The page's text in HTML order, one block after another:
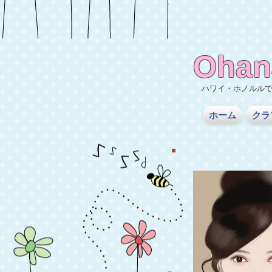
ハワイ・ホノルル
ホーム ク